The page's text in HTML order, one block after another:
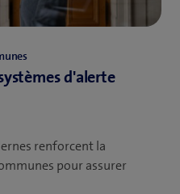
d'alerte
renforcent la
pour assurer